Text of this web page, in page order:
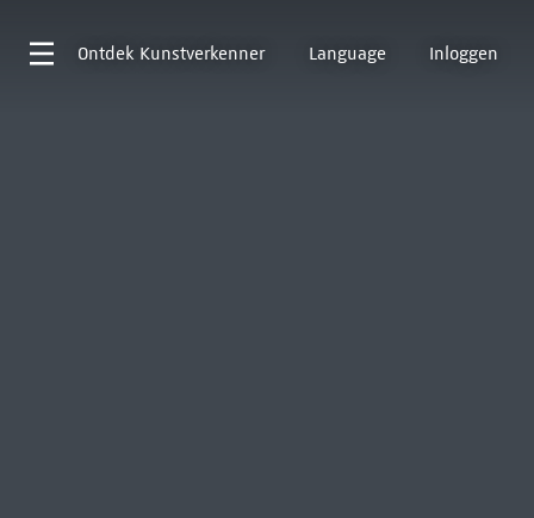
Ontdek Kunstverkenner Language Inloggen